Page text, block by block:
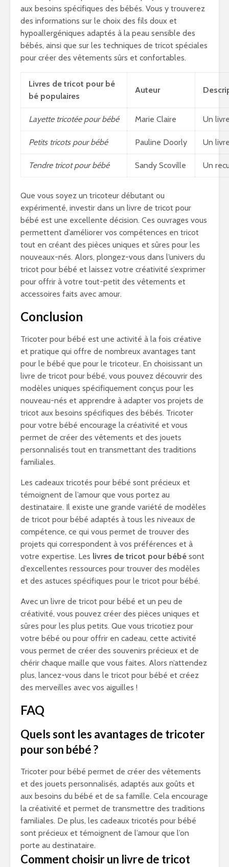
aux besoins spécifiques des bébés. Vous y trouverez
des informations sur le choix des fils doux et
hypoallergéniques adaptés à la peau sensible des
bébés, ainsi que sur les techniques de tricot spéciales
pour créer des vêtements sûrs et confortables.
Livres de tricot pour bé
bé populaires
Auteur
Layette tricotée pour bébé Marie Claire Un
Petits tricotspour bébé Pauline Doorly Un
Tendre tricot pour bébé Sandy Scoville Un
Que vous soyez un tricoteur débutant ou
expérimenté, investir dans un livre de tricot pour
bébé est une excellente décision. Ces ouvrages vous
permettent d’améliorer vos compétences en tricot
tout en créant des pièces uniques et sûres pour les
nouveaux-nés. Alors, plongez-vous dans l’univers du
tricot pour bébé et laissez votre créativité s’exprimer
pour offrir à votre tout-petit des vêtements et
accessoires faits avec amour.
Conclusion
Tricoter pour bébé est une activité à la fois créative
et pratique qui offre de nombreux avantages tant
pour le bébé que pour le tricoteur. En choisissant un
livre de tricot pour bébé, vous pouvez découvrir des
modèles uniques spécifiquement conçus pour les
nouveau-nés et apprendre à adapter vos projets de
tricot aux besoins spécifiques des bébés. Tricoter
pour votre bébé encourage la créativité et vous
permet de créer des vêtements et des jouets
personnalisés tout en transmettant des traditions
familiales.
Les cadeaux tricotés pour bébé sont précieux et
témoignent de l’amour que vous portez au
destinataire. Il existe une grande variété de modèles
de tricot pour bébé adaptés à tous les niveaux de
compétence, ce qui vous permet de trouver des
projets qui correspondent à vos préférences et à
votre expertise. Les livres de tricot pour bébé sont
d’excellentes ressources pour trouver des modèles
et des astuces spécifiques pour le tricot pour bébé.
Avec un livre de tricot pour bébé et un peu de
créativité, vous pouvez créer des pièces uniques et
sûres pour les plus petits. Que vous tricotiez pour
votre bébé ou pour offrir en cadeau, cette activité
vous permet de créer des souvenirs précieux et de
chérir chaque maille que vous faites. Alors n’attendez
plus, lancez-vous dans le tricot pour bébé et créez
des merveilles avec vos aiguilles !
FAQ
Quels sont les avantages de tricoter
pour son bébé ?
Tricoter pour bébé permet de créer des vêtements
et des jouets personnalisés, adaptés aux goûts et
aux besoins du bébé et de sa famille. Cela encourage
la créativité et permet de transmettre des traditions
familiales. De plus, les cadeaux tricotés pour bébé
sont précieux et témoignent de l’amour que l’on
porte au destinataire.
Comment choisir un livre de tricot